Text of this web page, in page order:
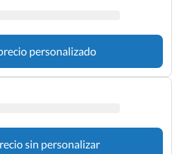
personalizado
sin personalizar